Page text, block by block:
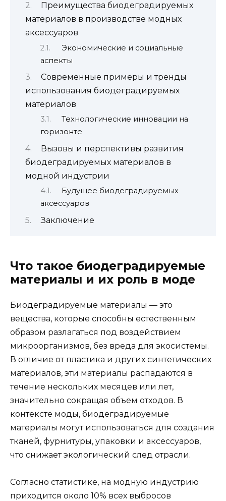
Преимущества биодеградируемых
материалов в производстве модных
аксессуаров
Экономические и социальные
аспекты
Современные примеры и тренды
использования биодеградируемых
материалов
Технологические инновации на
горизонте
Вызовы и перспективы развития
биодеградируемых материалов в
модной индустрии
Будущее биодеградируемых
аксессуаров
Заключение
Что такое биодеградируемые
материалы и их роль в моде
Биодеградируемые материалы — это
вещества, которые способны естественным
образом разлагаться под воздействием
микроорганизмов, без вреда для экосистемы.
В отличие от пластика и других синтетических
материалов, эти материалы распадаются в
течение нескольких месяцев или лет,
значительно сокращая объем отходов. В
контексте моды, биодеградируемые
материалы могут использоваться для создания
тканей, фурнитуры, упаковки и аксессуаров,
что снижает экологический след отрасли.
Согласно статистике, на модную индустрию
приходится около 10% всех выбросов